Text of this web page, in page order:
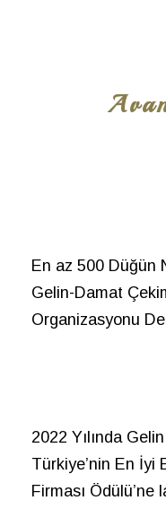
En az 500 Düğün
Gelin-Damat
Organizasyonu
2022 Yılında
Türkiye’nin En İyi
Firması Ödülü’ne